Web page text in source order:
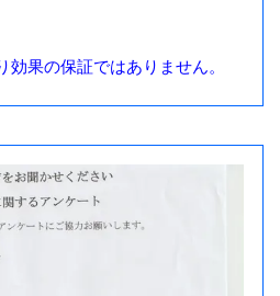
効果の保証ではありません。